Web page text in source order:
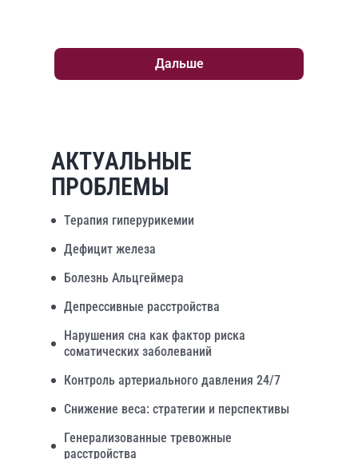
Дальше
АКТУАЛЬНЫЕ
ПРОБЛЕМЫ
Терапия гиперурикемии
Дефицит железа
Болезнь Альцгеймера
Депрессивные расстройства
Нарушения сна как фактор риска
соматических заболеваний
Контроль артериального давления 24/7
Снижение веса: стратегии и перспективы
Генерализованные тревожные
расстройства